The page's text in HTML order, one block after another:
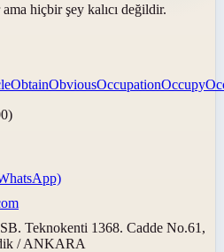
hiçbir şey kalıcı değildir.
ObtainObviousOccupationOccupy
Teknokenti 1368. Cadde No.61,
/ ANKARA